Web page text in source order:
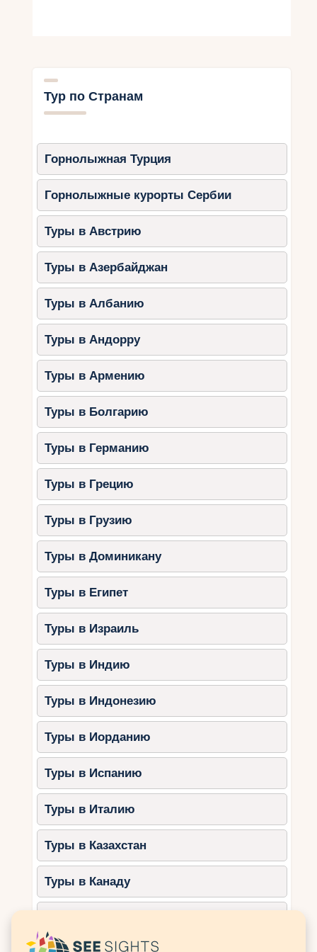
Остановитесь в районе Лапад,
и семейные отели.
2. Истрийский полуостров
Истрия славится своими уютными городами,
виноградниками и живописными пляжами.
Маршрут:
Ровинь — старый город с уютными
улицами.
Пореч — Ефразиева базилика и
аквапарк Aquacolors.
Пула — римский амфитеатр и
остров Бриони.
Совет:
Посетите аквапарк Istralandia для
весёлого дня с детьми.
3. Сплит и острова
Сплит — это исторический город, который
идеально подходит для изучения с детьми.
Достопримечательности:
Прогулки по набережной Рива.
Острова:
Брач (пляж Златни Рат).
Хвар (тихие бухты и природа).
Отправляйтесь на однодневные
морские экскурсии, чтобы
4. Национальные парки:
Плитвицкие озёра и Крка
Природные парки Хорватии предлагают
потрясающие виды и лёгкие маршруты для
семейных прогулок.
Плитвицкие озёра:
Катание на лодке по озеру Козяк.
Крка:
Водопад Скрадински Бук.
Тур по Странам
Горнолыжная Турция
Горнолыжные курорты Сербии
Туры в Австрию
Туры в Азербайджан
Туры в Албанию
Туры в Андорру
Туры в Армению
Туры в Болгарию
Туры в Германию
Туры в Грецию
Туры в Грузию
Туры в Доминикану
Туры в Египет
Туры в Израиль
Туры в Индию
Туры в Индонезию
Туры в Иорданию
Туры в Испанию
Туры в Италию
Туры в Казахстан
Туры в Канаду